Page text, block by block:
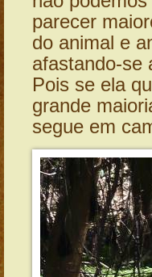
parecer
do animal e
afastando-se
Pois se ela
grande
segue em